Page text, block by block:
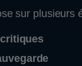
sur plusieurs